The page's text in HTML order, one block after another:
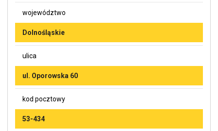
województwo
Dolnośląskie
ulica
ul. Oporowska 60
kod pocztowy
53-434